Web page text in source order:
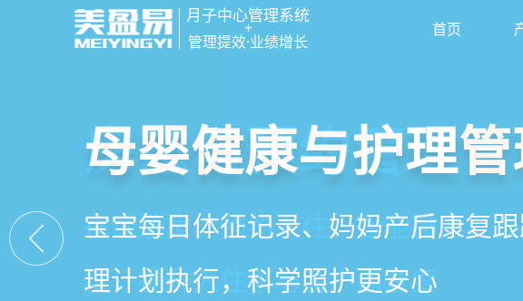
月子中心管理系统
+
管理提效·业绩增长
首页
智慧月子中心管理
一站式解决月子中心入住、护理、餐
财务、营销全流程管理
母婴健康与护理
宝宝每日体征记录、妈妈产后康复
理计划执行，科学照护更安心
房态与预约管理
在线选房、预约入住、智能排房、资
度，提升入住率与客户满意度
会员营销与智能
会员积分、套餐定制、精准营销、客
怀，提升复购与转介绍